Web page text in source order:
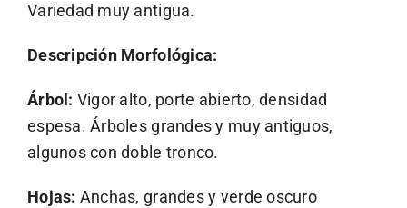
Variedad muy antigua.
Descripción Morfológica:
Árbol: Vigor alto, porte abierto, densidad
espesa. Árboles grandes y muy antiguos,
algunos con doble tronco.
Hojas: Anchas, grandes y verde oscuro